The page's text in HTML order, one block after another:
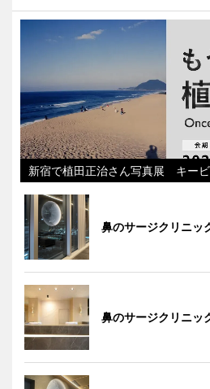
新宿で植田正治さん写真展 キー
鼻のサージクリニ
鼻のサージクリニ